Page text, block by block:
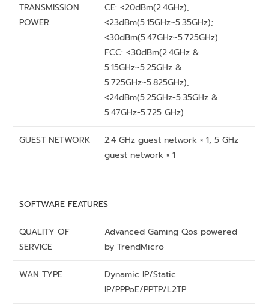
TRANSMISSION
POWER
CE: <20dBm(2.4GHz),
<23dBm(5.15GHz~5.35GHz);
<30dBm(5.47GHz~5.725GHz)
FCC: <30dBm(2.4GHz &
5.15GHz~5.25GHz &
5.725GHz~5.825GHz),
<24dBm(5.25GHz-5.35GHz &
5.47GHz-5.725 GHz)
GUEST NETWORK
2.4 GHz guest network × 1, 5 GHz
guest network × 1
SOFTWARE FEATURES
QUALITY OF
SERVICE
Advanced Gaming Qos powered
by TrendMicro
WAN TYPE
Dynamic IP/Static
IP/PPPoE/PPTP/L2TP